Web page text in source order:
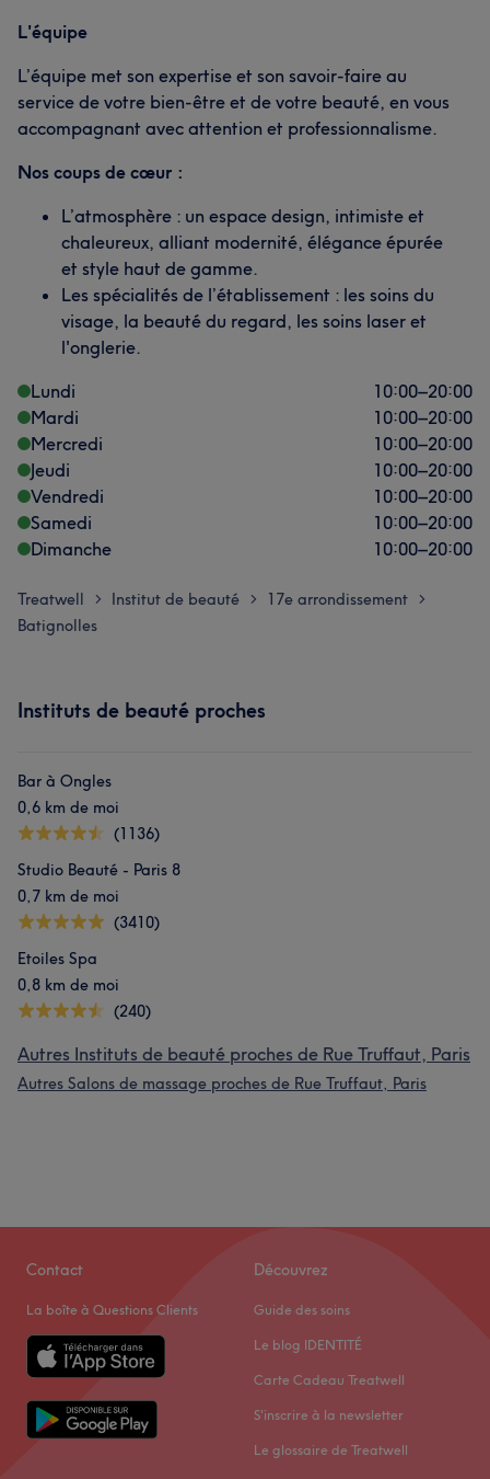
L'équipe
L’équipe met son expertise et son savoir-faire au
service de votre bien-être et de votre beauté, en vous
accompagnant avec attention et professionnalisme.
Nos coups de cœur :
L’atmosphère : un espace design, intimiste et
chaleureux, alliant modernité, élégance épurée
et style haut de gamme.
Les spécialités de l’établissement : les soins du
visage, la beauté du regard, les soins laser et
l'onglerie.
Lundi
10:00–20:00
Mardi
10:00–20:00
Mercredi
10:00–20:00
Jeudi
10:00–20:00
Vendredi
10:00–20:00
Samedi
10:00–20:00
Dimanche
10:00–20:00
Treatwell > Institut de beauté > 17e arrondissement >
Batignolles
Instituts de beauté proches
Bar à Ongles
0,6 km de moi
(1136)
Studio Beauté - Paris 8
0,7 km de moi
(3410)
Etoiles Spa
0,8 km de moi
(240)
Autres Instituts de beauté proches de Rue Truffaut, Paris
Autres Salons de massage proches de Rue Truffaut, Paris
Contact
La boîte à Questions Clients
Découvrez
Guide des soins
Le blog IDENTITÉ
Carte Cadeau Treatwell
S'inscrire à la newsletter
Le glossaire de Treatwell